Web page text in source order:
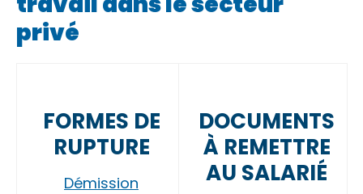
privé
FORMES DE
RUPTURE
Démission
DOCUMENTS
À REMETTRE
AU SALARIÉ